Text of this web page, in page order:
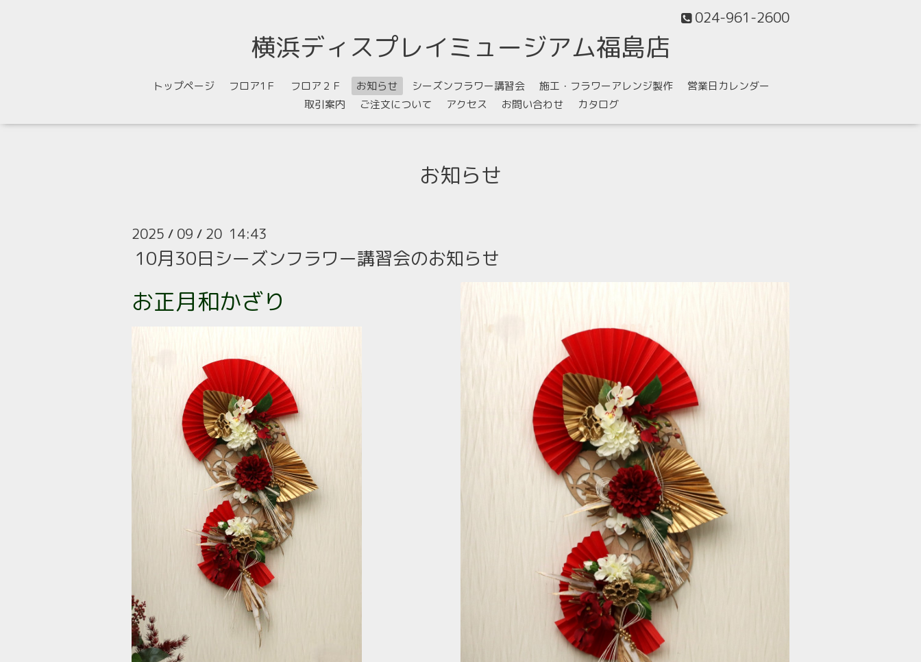
024-961-2600
横浜ディスプレイミュージアム福島店
トップページ フロア1Ｆ フロア２Ｆ お知らせ シーズンフラワー講習会 施工・フラワーアレンジ製作
営業日カレンダー
取引案内
ご注文について アクセス お問い合わせ カタログ
お知らせ
2025 / 09 / 20 14:43
10月30日シーズンフラワー講習会のお知らせ
お正月和かざり